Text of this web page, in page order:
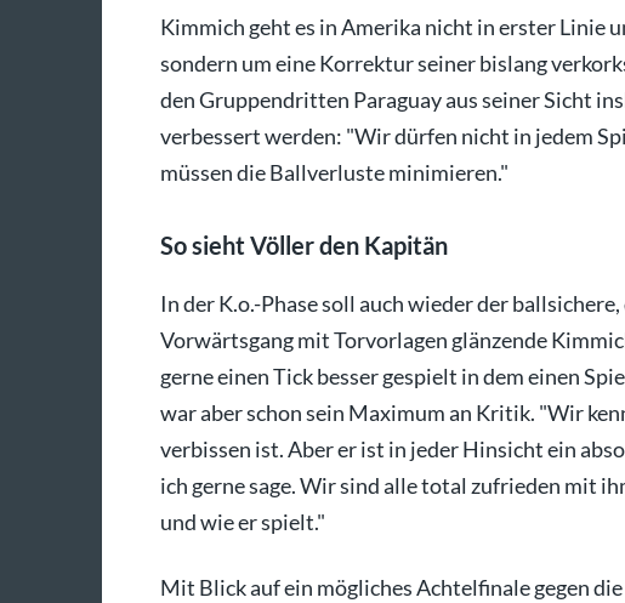
Kimmich geht es in Amerika nicht in erster Linie
sondern um eine Korrektur seiner bislang
den Gruppendritten Paraguay aus seiner Sicht
verbessert werden: "Wir dürfen nicht in jedem
müssen die Ballverluste minimieren."
So sieht Völler den Kapitän
In der K.o.-Phase soll auch wieder der
Vorwärtsgang mit Torvorlagen glänzende
gerne einen Tick besser gespielt in dem einen
war aber schon sein Maximum an Kritik. "Wir
verbissen ist. Aber er ist in jeder Hinsicht ein
ich gerne sage. Wir sind alle total zufrieden mit
und wie er spielt."
Mit Blick auf ein mögliches Achtelfinale gegen